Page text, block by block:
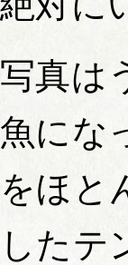
写真は
魚にな
をほと
したテ